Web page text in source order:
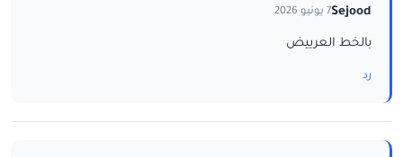
Sejood7 يونيو 2026
بالخط العرييض
رد